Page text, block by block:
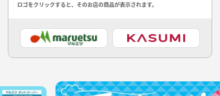
ロゴをクリックすると、そのお店の商品が表示されます。